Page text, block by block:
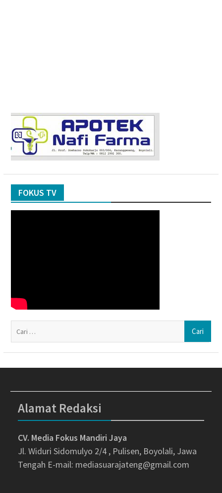
FOKUS TV
Alamat Redaksi
CV. Media Fokus Mandiri Jaya
Jl. Widuri Sidomulyo 2/4 , Pulisen, Boyolali, Jawa
Tengah E-mail: mediasuarajateng@gmail.com